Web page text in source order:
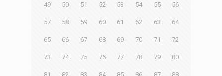
49 50 51 52 53 54 55 56
57 58 59 60 61 62 63 64
65 66 67 68 69 70 71 72
73 74 75 76 77 78 79 80
81 82 83 84 85 86 87 88